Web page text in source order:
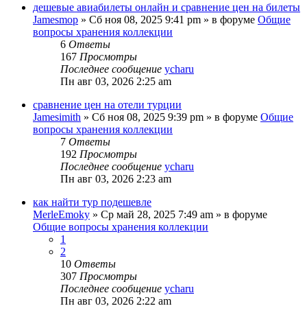
дешевые авиабилеты онлайн и сравнение цен на билеты
Jamesmop » Сб ноя 08, 2025 9:41 pm » в форуме Общие
вопросы хранения коллекции
6 Ответы
167 Просмотры
Последнее сообщение ycharu
Пн авг 03, 2026 2:25 am
сравнение цен на отели турции
Jamesimith » Сб ноя 08, 2025 9:39 pm » в форуме Общие
вопросы хранения коллекции
7 Ответы
192 Просмотры
Последнее сообщение ycharu
Пн авг 03, 2026 2:23 am
как найти тур подешевле
MerleEmoky » Ср май 28, 2025 7:49 am » в форуме
Общие вопросы хранения коллекции
1
2
10 Ответы
307 Просмотры
Последнее сообщение ycharu
Пн авг 03, 2026 2:22 am